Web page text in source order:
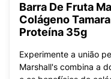
Barra De Fruta
Colágeno
Proteína 35g
Experimente a união
Marshall's combina a